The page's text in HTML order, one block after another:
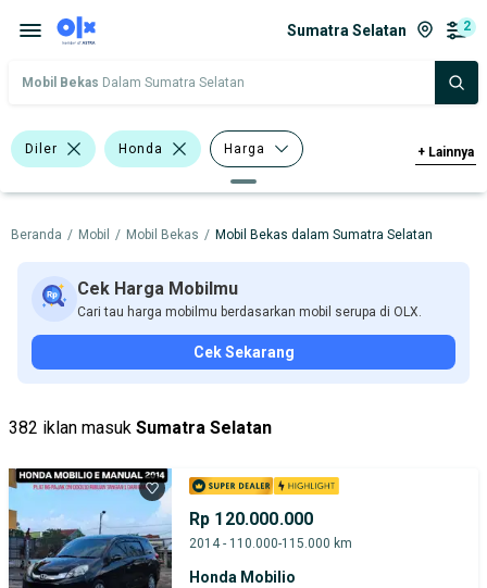
Sumatra Selatan 2
Mobil Bekas Dalam Sumatra Selatan
Diler Honda Harga
Merek Dan Model Tahun
Tipe Bodi Tipe Membership
+ Lainnya
Beranda / Mobil / Mobil Bekas / Mobil Bekas dalam Sumatra Selatan
Cek Harga Mobilmu
Cari tau harga mobilmu berdasarkan mobil serupa di OLX.
Cek Sekarang
382 iklan masuk Sumatra Selatan
Rp 120.000.000
2014 - 110.000-115.000 km
Honda Mobilio